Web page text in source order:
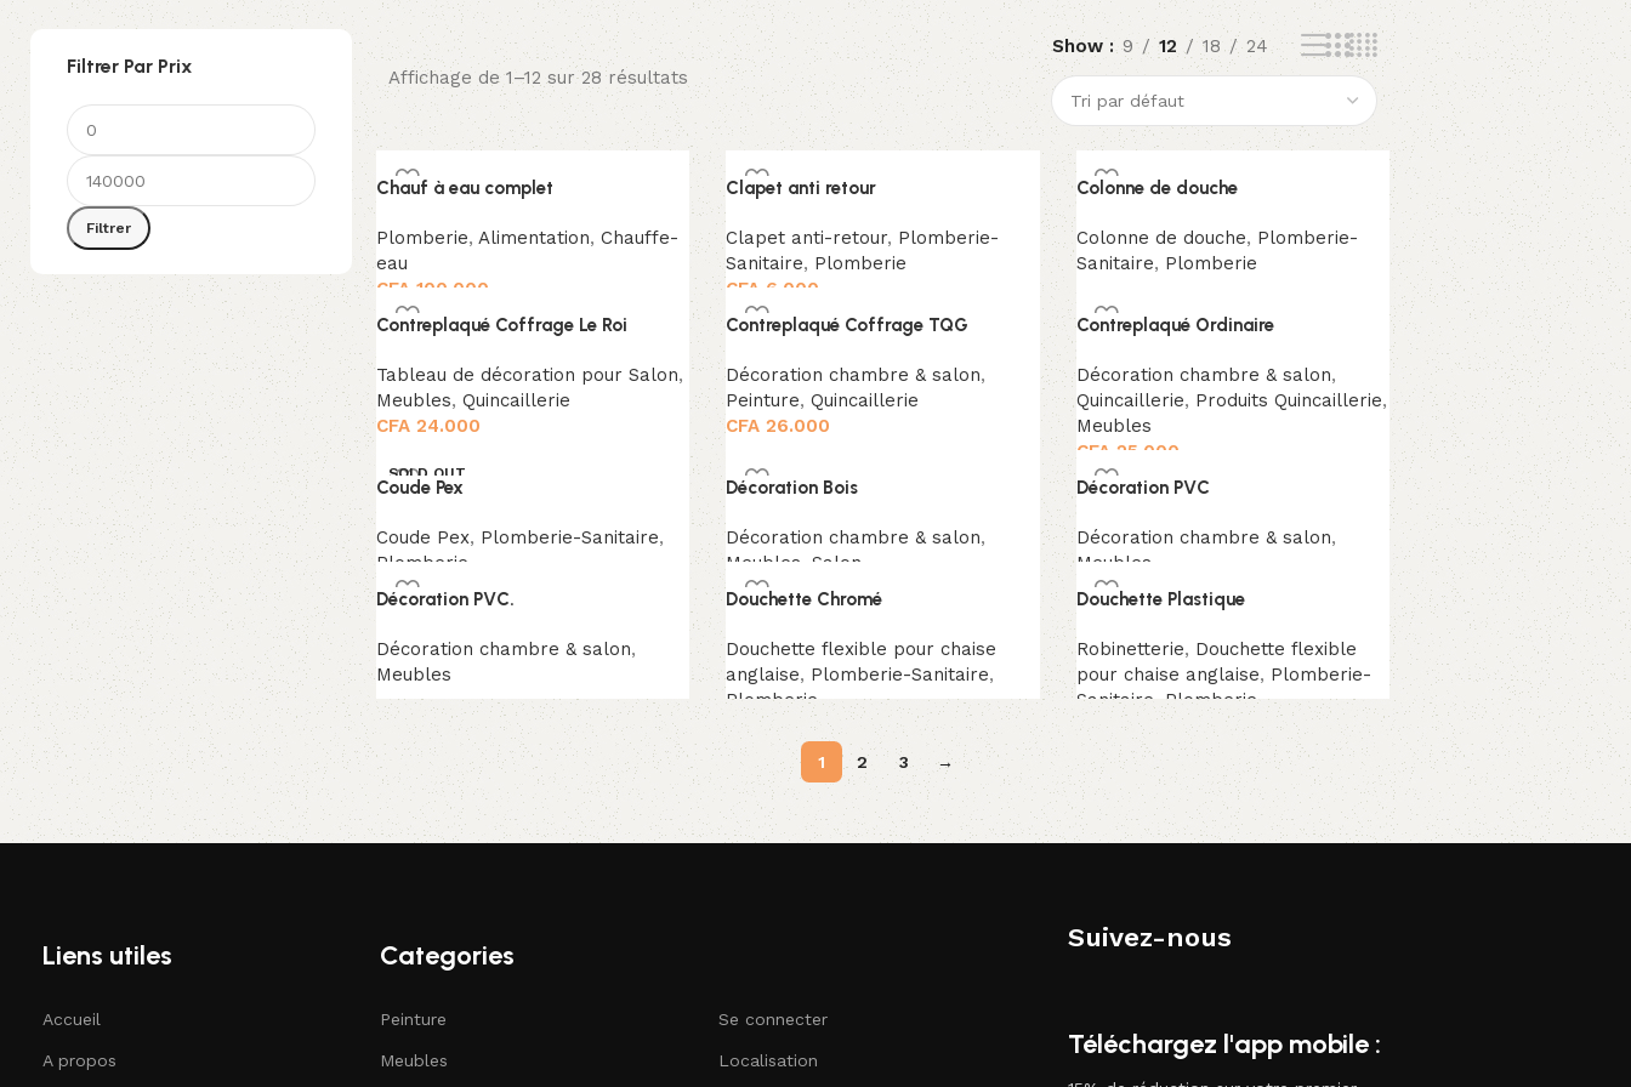
Filtrer Par Prix
Filtrer
Affichage de 1–12 sur 28 résultats
Show 9 12 18 24
Chauf à eau complet
Plomberie, Alimentation, Chauffe-
eau
CFA 100.000
Clapet anti retour
Clapet anti-retour, Plomberie-
Sanitaire, Plomberie
CFA 6.000
Colonne de douche
Colonne de douche, Plomberie-
Sanitaire, Plomberie
Contreplaqué Coffrage Le Roi
Tableau de décoration pour Salon,
Meubles, Quincaillerie
CFA 24.000
Contreplaqué Coffrage TQG
Décoration chambre & salon,
Peinture,Quincaillerie
CFA 26.000
Contreplaqué Ordinaire
Décoration chambre & salon,
Quincaillerie, Produits Quincaillerie,
Meubles
CFA 25.000
SOLD OUT
Coude Pex
Coude Pex, Plomberie-Sanitaire,
Plomberie
Décoration Bois
Décoration chambre & salon,
Meubles ,Salon
Décoration PVC
Décoration chambre & salon,
Meubles
Décoration PVC.
Décoration chambre & salon,
Meubles
Douchette Chromé
Douchette flexible pour chaise
anglaise, Plomberie-Sanitaire,
Plomberie
Douchette Plastique
Robinetterie, Douchette flexible
pour chaise anglaise, Plomberie-
Sanitaire, Plomberie
1 2 3 →
Liens utiles
Accueil
A propos
Categories
Peinture
Meubles
Se connecter
Localisation
Suivez-nous
Téléchargez l'app mobile :